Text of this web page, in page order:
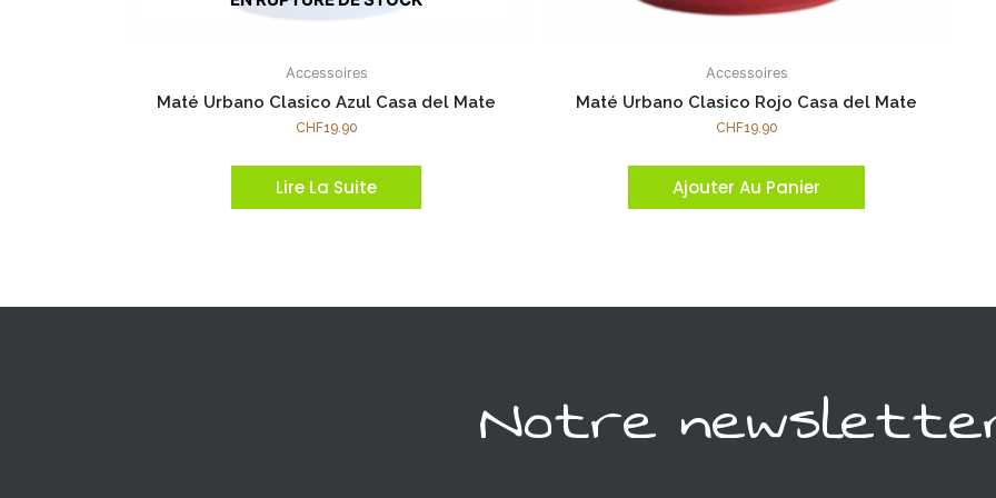
Accessoires
Maté Urbano Clasico Azul Casa del Mate
CHF19.90
Lire La Suite
Accessoires
Maté Urbano Clasico Rojo Casa del Mate
CHF19.90
Ajouter Au Panier
Notre